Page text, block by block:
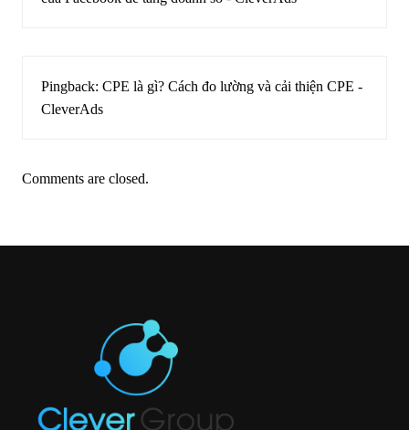
Pingback: CPE là gì? Cách đo lường và cải thiện CPE -
CleverAds
Comments are closed.